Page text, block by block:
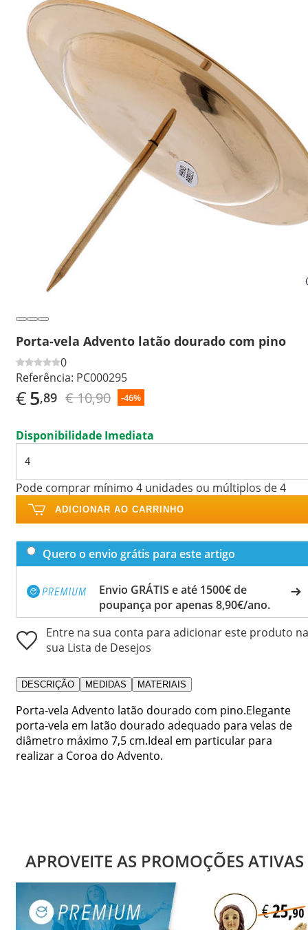
Porta-vela Advento latão dourado com pino
0
Referência: PC000295
€5,89 € 10,90 -46%
Disponibilidade Imediata
Pode comprar mínimo 4 unidades ou múltiplos de 4
ADICIONAR AO CARRINHO
Quero o envio grátis para este artigo
Envio GRÁTIS e até 1500€ de
poupança por apenas 8,90€/ano.
Entre na sua conta para adicionar este produto na
sua Lista de Desejos
DESCRIÇÃO MEDIDAS MATERIAIS
Porta-vela Advento latão dourado com pino.Elegante
porta-vela em latão dourado adequado para velas de
diâmetro máximo 7,5 cm.Ideal em particular para
realizar a Coroa do Advento.
APROVEITE AS PROMOÇÕES ATIVAS